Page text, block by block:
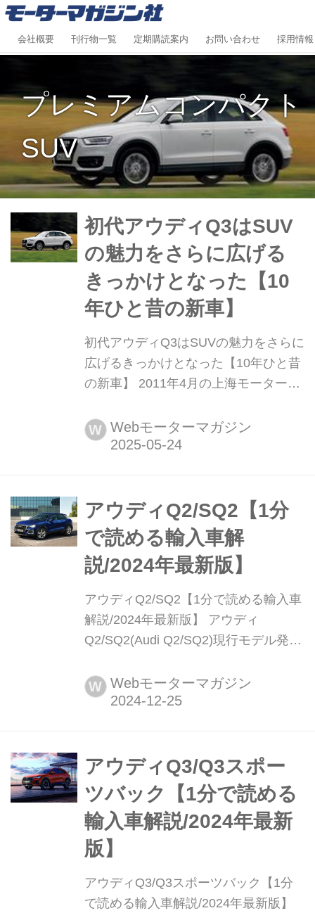
会社概要 刊行物一覧 定期購読案内 お問い合わせ 採用情報
プレミアムコンパクト
SUV
初代アウディQ3はSUV
の魅力をさらに広げる
きっかけとなった【10
年ひと昔の新車】
初代アウディQ3はSUVの魅力をさらに
広げるきっかけとなった【10年ひと昔
の新車】 2011年4月の上海モーターシ
しいコンパクトSUV「Q3」が、2011
年秋になって、欧州で正式発表され
か。ここでは発表後間もなくスイスで
開催された国際試乗会の模様を振り返
っ...
W Webモーターマガジン
アウディQ2/SQ2【1分
で読める輸入車解
説/2024年最新版】
アウディQ2/SQ2【1分で読める輸入車
解説/2024年最新版】 アウディ
Q2/SQ2(Audi Q2/SQ2)現行モデル発表
644万円
W Webモーターマガジン
アウディQ3/Q3スポー
ツバック【1分で読める
輸入車解説/2024年最新
版】
アウディQ3/Q3スポーツバック【1分
で読める輸入車解説/2024年最新版】